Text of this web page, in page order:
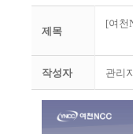
제목
[여천
작성자 관리